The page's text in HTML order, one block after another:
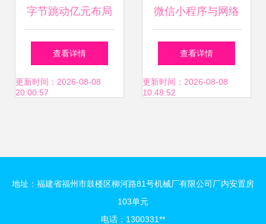
字节跳动亿元布局
网络文化，成立所
见所得科技公司
查看详情
更新时间：2026-08-08
20:00:57
微信小程序与网络
文化经营 开启互联
网生态新纪元
查看详情
更新时间：2026-08-08
10:48:52
地址：福建省福州市鼓楼区柳河路81号机械厂有限公司厂内安置房
103单元
电话：1300331**